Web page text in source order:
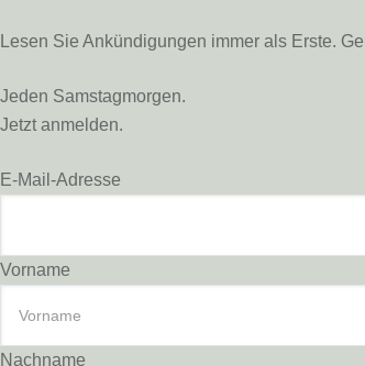
Lesen Sie Ankündigungen immer als Erste.
Jeden Samstagmorgen.
Jetzt anmelden.
E-Mail-Adresse
Vorname
Nachname